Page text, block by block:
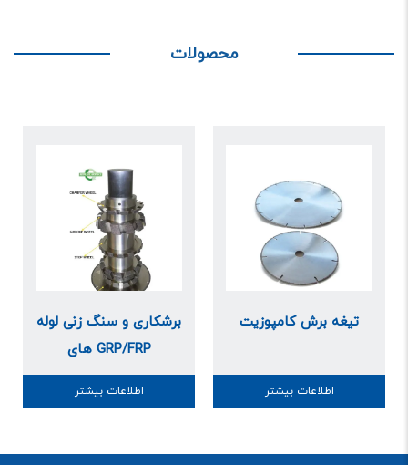
محصولات
برشکاری و سنگ زنی لوله
های GRP/FRP
اطلاعات بیشتر
تیغه برش کامپوزیت
اطلاعات بیشتر